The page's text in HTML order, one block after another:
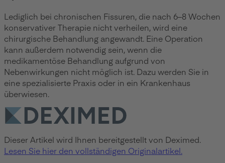
Lediglich bei chronischen Fissuren, die nach 6–8 Wochen
konservativer Therapie nicht verheilen, wird eine
chirurgische Behandlung angewandt. Eine Operation
kann außerdem notwendig sein, wenn die
medikamentöse Behandlung aufgrund von
Nebenwirkungen nicht möglich ist. Dazu werden Sie in
eine spezialisierte Praxis oder in ein Krankenhaus
überwiesen.
Dieser Artikel wird Ihnen bereitgestellt von Deximed.
Lesen Sie hier den vollständigen Originalartikel.